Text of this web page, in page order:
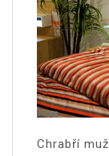
Chrabří